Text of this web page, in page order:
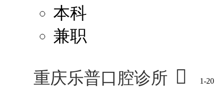
本科
兼职
重庆乐普口腔诊所  1-20